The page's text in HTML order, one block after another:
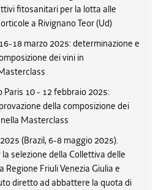
fitosanitari per la lotta alle
a Rivignano Teor (Ud)
18 marzo 2025: determinazione e
dei vini in
Paris 10 - 12 febbraio 2025:
della composizione dei
Masterclass
(Brazil, 6-8 maggio 2025).
selezione della Collettiva delle
Regione Friuli Venezia Giulia e
diretto ad abbattere la quota di